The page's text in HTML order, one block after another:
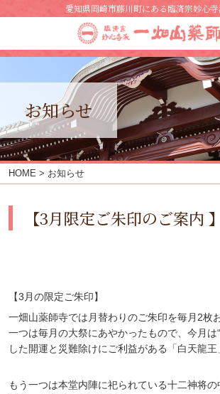
愛知県岡崎市藤川町にある臨済宗妙心
お知らせ
HOME > お知らせ
【3月限定ご朱印のご案内 】
【3月の限定ご朱印】
一畑山薬師寺では月替わりのご朱印を毎月2枚
一つは毎月の大祭にあやかったもので、今月は
した開運と災難除けにご利益がある「白天龍王
もう一つは本堂内陣に祀られている十二神将